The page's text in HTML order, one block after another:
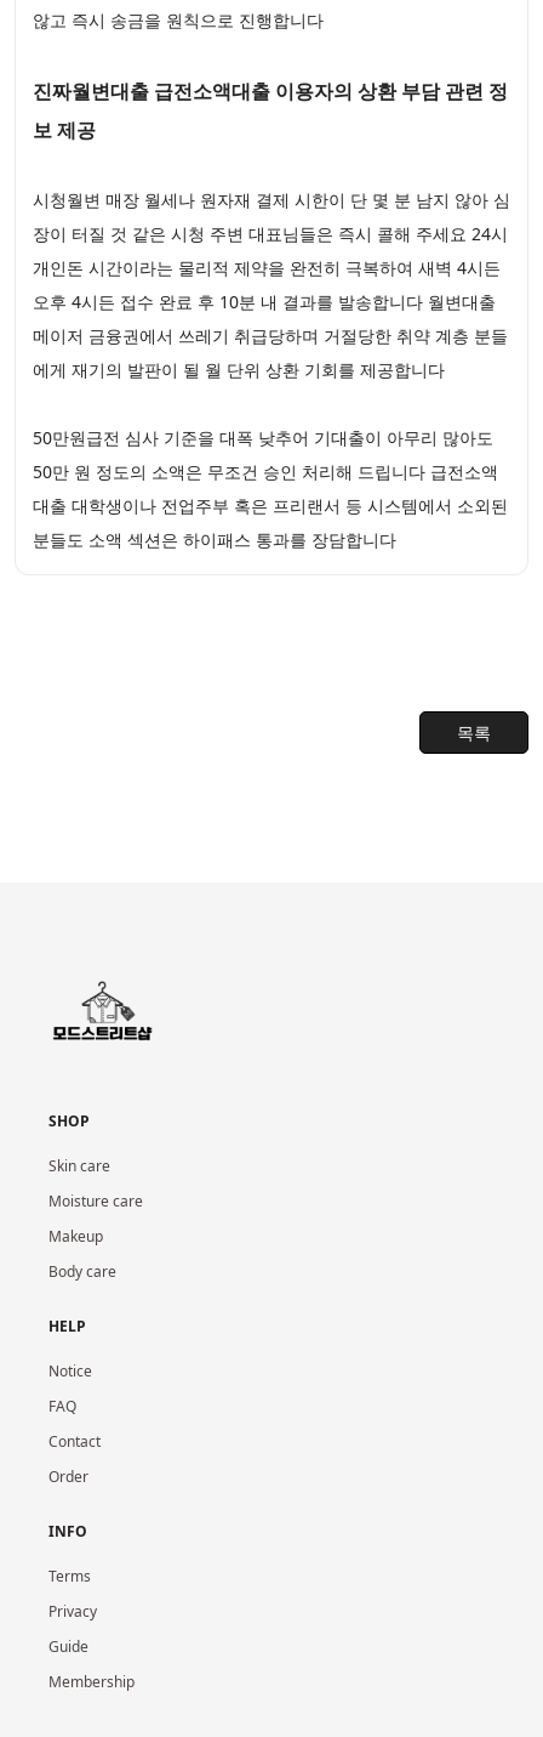
않고 즉시 송금을 원칙으로 진행합니다
진짜월변대출 급전소액대출 이용자의 상환 부담 관련 정
보 제공
시청월변 매장 월세나 원자재 결제 시한이 단 몇 분 남지 않아 심
장이 터질 것 같은 시청 주변 대표님들은 즉시 콜해 주세요 24시
개인돈 시간이라는 물리적 제약을 완전히 극복하여 새벽 4시든
오후 4시든 접수 완료 후 10분 내 결과를 발송합니다 월변대출
메이저 금융권에서 쓰레기 취급당하며 거절당한 취약 계층 분들
에게 재기의 발판이 될 월 단위 상환 기회를 제공합니다
50만원급전 심사 기준을 대폭 낮추어 기대출이 아무리 많아도
50만 원 정도의 소액은 무조건 승인 처리해 드립니다 급전소액
대출 대학생이나 전업주부 혹은 프리랜서 등 시스템에서 소외된
분들도 소액 섹션은 하이패스 통과를 장담합니다
목록
SHOP
Skin care
Moisture care
Makeup
Body care
HELP
Notice
FAQ
Contact
Order
INFO
Terms
Privacy
Guide
Membership